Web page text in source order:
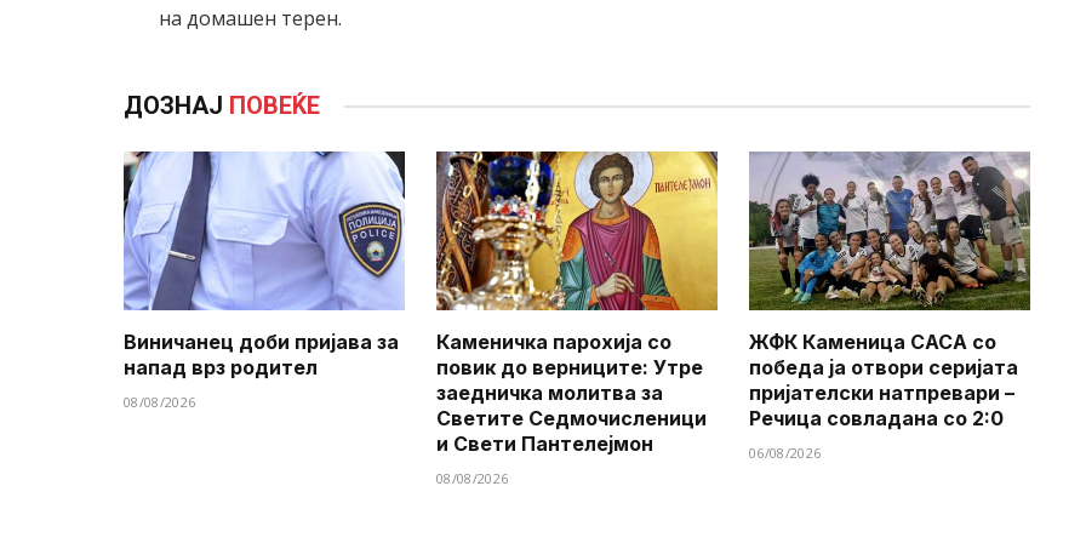
на домашен терен.
ДОЗНАЈ ПОВЕЌЕ
Виничанец доби пријава за
напад врз родител
08/08/2026
Каменичка парохија со
повик до верниците: Утре
заедничка молитва за
Светите Седмочисленици
и Свети Пантелејмон
08/08/2026
ЖФК Каменица САСА со
победа ја отвори серијата
пријателски натпревари –
Речица совладана со 2:0
06/08/2026